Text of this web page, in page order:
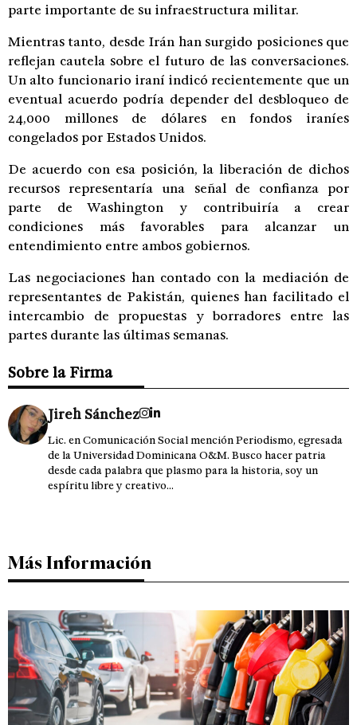
parte importante de su infraestructura militar.
Mientras tanto, desde Irán han surgido posiciones que
reflejan cautela sobre el futuro de las conversaciones.
Un alto funcionario iraní indicó recientemente que un
eventual acuerdo podría depender del desbloqueo de
24,000 millones de dólares en fondos iraníes
congelados por Estados Unidos.
De acuerdo con esa posición, la liberación de dichos
recursos representaría una señal de confianza por
parte de Washington y contribuiría a crear
condiciones más favorables para alcanzar un
entendimiento entre ambos gobiernos.
Las negociaciones han contado con la mediación de
representantes de Pakistán, quienes han facilitado el
intercambio de propuestas y borradores entre las
partes durante las últimas semanas.
Sobre la Firma
Jireh Sánchez
Lic. en Comunicación Social mención Periodismo, egresada
de la Universidad Dominicana O&M. Busco hacer patria
desde cada palabra que plasmo para la historia, soy un
espíritu libre y creativo...
Más Información